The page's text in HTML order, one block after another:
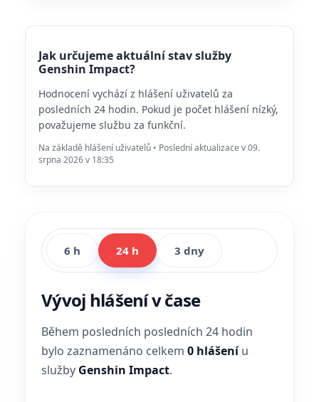
Jak určujeme aktuální stav služby
Genshin Impact?
Hodnocení vychází z hlášení uživatelů za
posledních 24 hodin. Pokud je počet hlášení nízký,
považujeme službu za funkční.
Na základě hlášení uživatelů • Poslední aktualizace v 09.
srpna 2026 v 18:35
6 h 24 h 3 dny
Vývoj hlášení v čase
Během posledních posledních 24 hodin
bylo zaznamenáno celkem 0 hlášeníu
služby Genshin Impact.